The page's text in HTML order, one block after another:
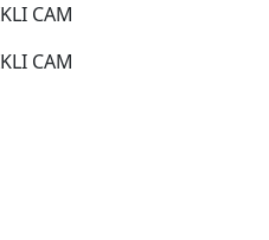
CAM
CAM